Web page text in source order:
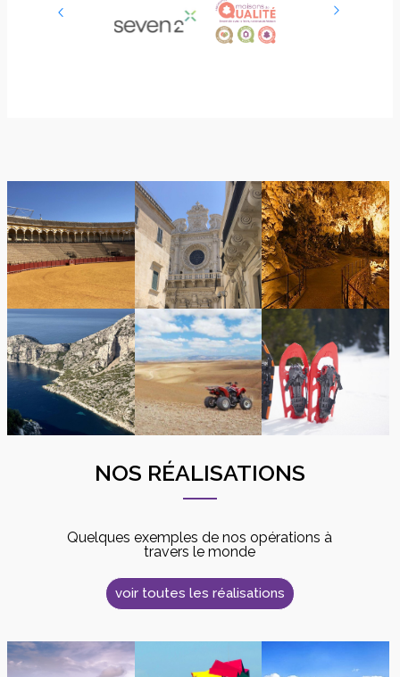
NOS RÉALISATIONS
Quelques exemples de nos opérations à
travers le monde
voir toutes les réalisations